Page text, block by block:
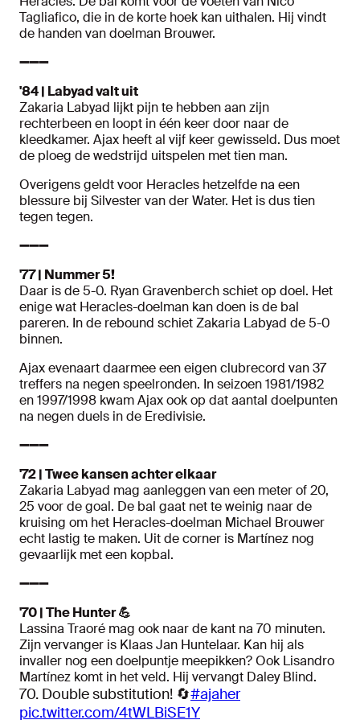
Tagliafico, die in de korte hoek kan uithalen. Hij vindt
de handen van doelman Brouwer.
➖➖➖
'84 | Labyad valt uit
Zakaria Labyad lijkt pijn te hebben aan zijn
rechterbeen en loopt in één keer door naar de
kleedkamer. Ajax heeft al vijf keer gewisseld. Dus moet
de ploeg de wedstrijd uitspelen met tien man.
Overigens geldt voor Heracles hetzelfde na een
blessure bij Silvester van der Water. Het is dus tien
tegen tegen.
➖➖➖
'77 | Nummer 5!
Daar is de 5-0. Ryan Gravenberch schiet op doel. Het
enige wat Heracles-doelman kan doen is de bal
pareren. In de rebound schiet Zakaria Labyad de 5-0
binnen.
Ajax evenaart daarmee een eigen clubrecord van 37
treffers na negen speelronden. In seizoen 1981/1982
en 1997/1998 kwam Ajax ook op dat aantal doelpunten
na negen duels in de Eredivisie.
➖➖➖
'72 | Twee kansen achter elkaar
Zakaria Labyad mag aanleggen van een meter of 20,
25 voor de goal. De bal gaat net te weinig naar de
kruising om het Heracles-doelman Michael Brouwer
echt lastig te maken. Uit de corner is Martínez nog
gevaarlijk met een kopbal.
➖➖➖
'70 | The Hunter 💪
Lassina Traoré mag ook naar de kant na 70 minuten.
Zijn vervanger is Klaas Jan Huntelaar. Kan hij als
invaller nog een doelpuntje meepikken? Ook Lisandro
Martínez komt in het veld. Hij vervangt Daley Blind.
70. Double substitution! 🔄#ajaher
pic.twitter.com/4tWLBiSE1Y